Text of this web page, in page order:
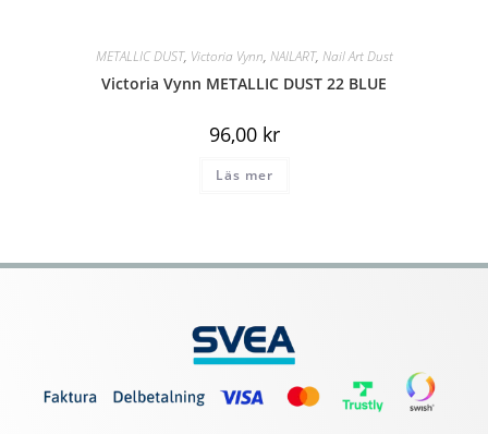
METALLIC DUST, Victoria Vynn, NAILART, Nail Art Dust
Victoria Vynn METALLIC DUST 22 BLUE
96,00 kr
Läs mer